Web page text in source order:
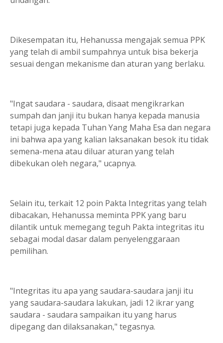
Dikesempatan itu, Hehanussa mengajak semua PPK
yang telah di ambil sumpahnya untuk bisa bekerja
sesuai dengan mekanisme dan aturan yang berlaku.
"Ingat saudara - saudara, disaat mengikrarkan
sumpah dan janji itu bukan hanya kepada manusia
tetapi juga kepada Tuhan Yang Maha Esa dan negara
ini bahwa apa yang kalian laksanakan besok itu tidak
semena-mena atau diluar aturan yang telah
dibekukan oleh negara," ucapnya.
Selain itu, terkait 12 poin Pakta Integritas yang telah
dibacakan, Hehanussa meminta PPK yang baru
dilantik untuk memegang teguh Pakta integritas itu
sebagai modal dasar dalam penyelenggaraan
pemilihan.
"Integritas itu apa yang saudara-saudara janji itu
yang saudara-saudara lakukan, jadi 12 ikrar yang
saudara - saudara sampaikan itu yang harus
dipegang dan dilaksanakan," tegasnya.